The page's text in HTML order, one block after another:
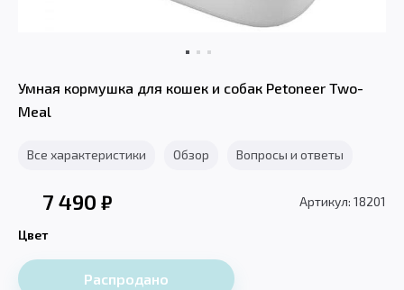
Умная кормушка для кошек и собак Petoneer Two-
Meal
Все характеристики Обзор Вопросы и ответы
7 490 ₽ Артикул: 18201
Цвет
Распродано